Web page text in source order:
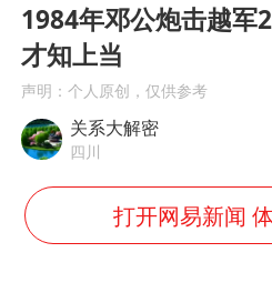
1984年邓公炮击越军
才知上当
声明：个人原创，仅供参考
关系大解密
四川
打开网易新闻